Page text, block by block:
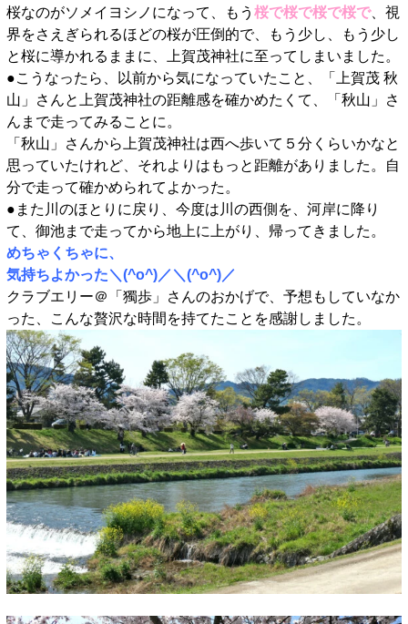
桜なのがソメイヨシノになって、もう 桜で桜で桜で桜で、視
界をさえぎられるほどの桜が圧倒的で、もう少し、もう少し
と桜に導かれるままに、上賀茂神社に至ってしまいました。
●こうなったら、以前から気になっていたこと、「上賀茂 秋
山」さんと上賀茂神社の距離感を確かめたくて、「秋山」さ
んまで走ってみることに。
「秋山」さんから上賀茂神社は西へ歩いて５分くらいかなと
思っていたけれど、それよりはもっと距離がありました。自
分で走って確かめられてよかった。
●また川のほとりに戻り、今度は川の西側を、河岸に降り
て、御池まで走ってから地上に上がり、帰ってきました。
めちゃくちゃに、
気持ちよかった＼(^o^)／＼(^o^)／
クラブエリー＠「獨歩」さんのおかげで、予想もしていなか
った、こんな贅沢な時間を持てたことを感謝しました。